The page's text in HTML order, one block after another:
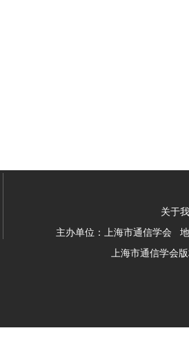
关于
主办单位：上海市通信学会
上海市通信学会版